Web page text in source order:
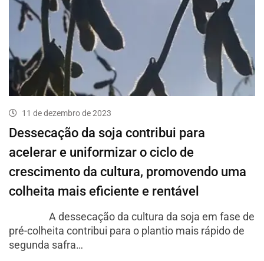
11 de dezembro de 2023
Dessecação da soja contribui para
acelerar e uniformizar o ciclo de
crescimento da cultura, promovendo uma
colheita mais eficiente e rentável
A dessecação da cultura da soja em fase de
pré-colheita contribui para o plantio mais rápido de
segunda safra…